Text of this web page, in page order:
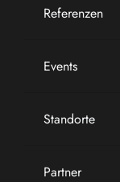
Referenzen
Events
Standorte
Partner